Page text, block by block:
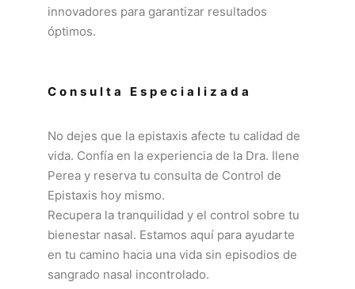
innovadores para garantizar resultados
óptimos.
Consulta Especializada
No dejes que la epistaxis afecte tu calidad de
vida. Confía en la experiencia de la Dra. Ilene
Perea y reserva tu consulta de Control de
Epistaxis hoy mismo.
Recupera la tranquilidad y el control sobre tu
bienestar nasal. Estamos aquí para ayudarte
en tu camino hacia una vida sin episodios de
sangrado nasal incontrolado.